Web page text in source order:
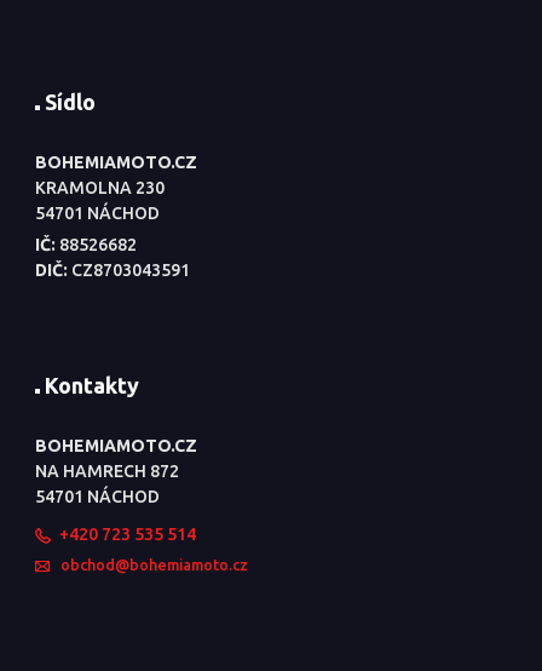
Sídlo
BOHEMIAMOTO.CZ
KRAMOLNA 230
54701 NÁCHOD
IČ: 88526682
DIČ: CZ8703043591
Kontakty
BOHEMIAMOTO.CZ
NA HAMRECH 872
54701 NÁCHOD
+420 723 535 514
obchod@bohemiamoto.cz